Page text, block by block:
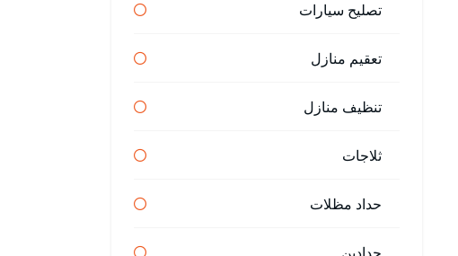
تصليح سيارات
تعقيم منازل
تنظيف منازل
ثلاجات
حداد مظلات